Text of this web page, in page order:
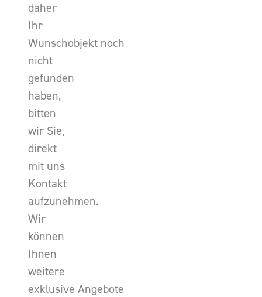
daher
Ihr
Wunschobjekt noch
nicht
gefunden
haben,
bitten
wir Sie,
direkt
mit uns
Kontakt
aufzunehmen.
Wir
können
Ihnen
weitere
exklusive Angebote